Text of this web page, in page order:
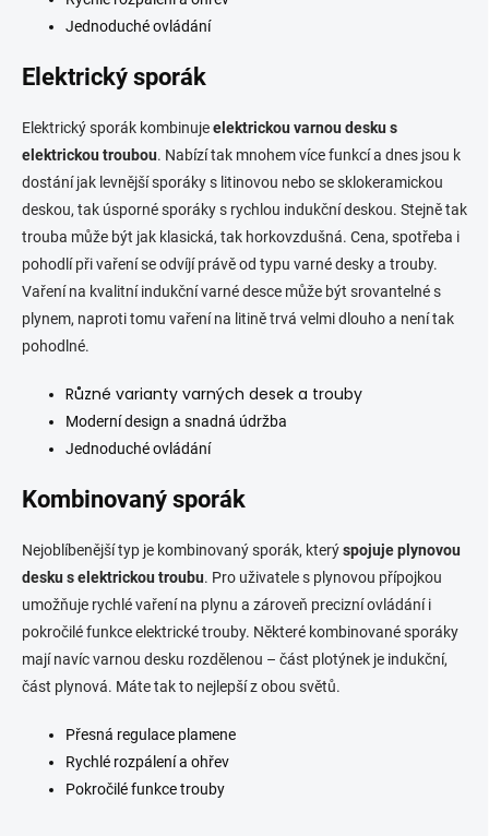
Jednoduché ovládání
Elektrický sporák
Elektrický sporák kombinujeelektrickou varnou desku s
elektrickou troubou. Nabízí tak mnohem více funkcí a dnes jsou k
dostání jak levnější sporáky s litinovou nebo se sklokeramickou
deskou, tak úsporné sporáky s rychlou indukční deskou. Stejně tak
trouba může být jak klasická, tak horkovzdušná. Cena, spotřeba i
pohodlí při vaření se odvíjí právě od typu varné desky a trouby.
Vaření na kvalitní indukční varné desce může být srovantelné s
plynem, naproti tomu vaření na litině trvá velmi dlouho a není tak
pohodlné.
Různé varianty varných desek a trouby
Moderní design a snadná údržba
Jednoduché ovládání
Kombinovaný sporák
Nejoblíbenější typ je kombinovaný sporák, kterýspojuje plynovou
desku s elektrickou troubu. Pro uživatele s plynovou přípojkou
umožňuje rychlé vaření na plynu a zároveň precizní ovládání i
pokročilé funkce elektrické trouby. Některé kombinované sporáky
mají navíc varnou desku rozdělenou – část plotýnek je indukční,
část plynová. Máte tak to nejlepší z obou světů.
Přesná regulace plamene
Rychlé rozpálení a ohřev
Pokročilé funkce trouby